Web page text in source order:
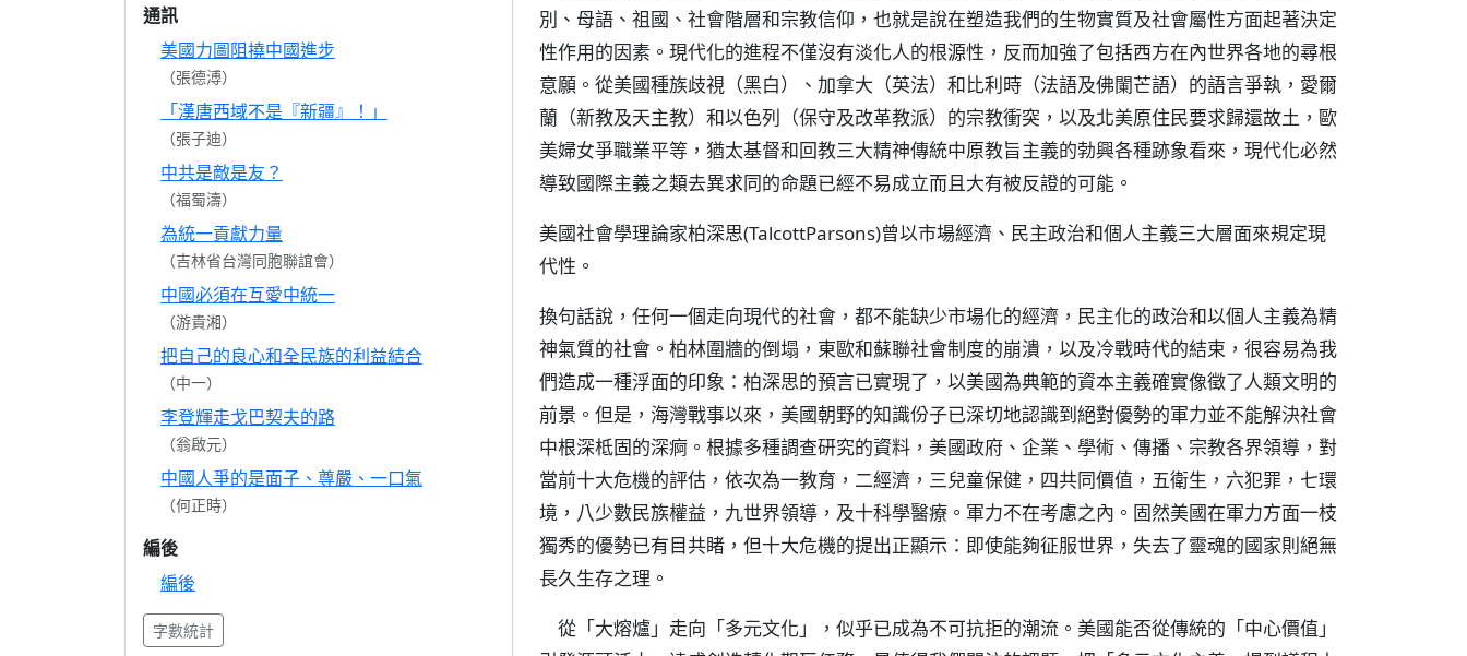
通訊
美國力圖阻撓中國進步
（張德溥）
「漢唐西域不是『新疆』！」
（張子迪）
中共是敵是友？
（福蜀濤）
為統一貢獻力量
（吉林省台灣同胞聯誼會）
中國必須在互愛中統一
（游貴湘）
把自己的良心和全民族的利益結合
（中一）
李登輝走戈巴契夫的路
（翁啟元）
中國人爭的是面子、尊嚴、一口氣
（何正時）
編後
編後
字數統計
別、母語、祖國、社會階層和宗教信仰，也就是說在塑造我們的生物實質及社會屬性方面起著決定
性作用的因素。現代化的進程不僅沒有淡化人的根源性，反而加強了包括西方在內世界各地的尋根
意願。從美國種族歧視（黑白）、加拿大（英法）和比利時（法語及佛闌芒語）的語言爭執，愛爾
蘭（新教及天主教）和以色列（保守及改革教派）的宗教衝突，以及北美原住民要求歸還故土，歐
美婦女爭職業平等，猶太基督和回教三大精神傳統中原教旨主義的勃興各種跡象看來，現代化必然
導致國際主義之類去異求同的命題已經不易成立而且大有被反證的可能。
美國社會學理論家柏深思(TalcottParsons)曾以市場經濟、民主政治和個人主義三大層面來規定現
代性。
換句話說，任何一個走向現代的社會，都不能缺少市場化的經濟，民主化的政治和以個人主義為精
神氣質的社會。柏林圍牆的倒塌，東歐和蘇聯社會制度的崩潰，以及冷戰時代的結束，很容易為我
們造成一種浮面的印象：柏深思的預言已實現了，以美國為典範的資本主義確實像徵了人類文明的
前景。但是，海灣戰事以來，美國朝野的知識份子已深切地認識到絕對優勢的軍力並不能解決社會
中根深柢固的深痾。根據多種調查研究的資料，美國政府、企業、學術、傳播、宗教各界領導，對
當前十大危機的評估，依次為一教育，二經濟，三兒童保健，四共同價值，五衛生，六犯罪，七環
境，八少數民族權益，九世界領導，及十科學醫療。軍力不在考慮之內。固然美國在軍力方面一枝
獨秀的優勢已有目共睹，但十大危機的提出正顯示：即使能夠征服世界，失去了靈魂的國家則絕無
長久生存之理。
從「大熔爐」走向「多元文化」，似乎已成為不可抗拒的潮流。美國能否從傳統的「中心價值」